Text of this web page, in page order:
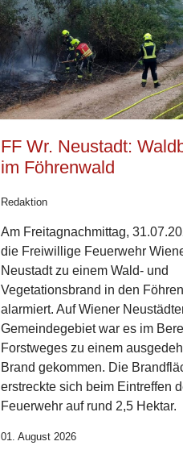
FF Wr. Neustadt:
im Föhrenwald
Redaktion
Am Freitagnachmittag,
die Freiwillige Feuerwehr
Neustadt zu einem Wald- und
Vegetationsbrand in den
alarmiert. Auf Wiener
Gemeindegebiet war es im
Forstweges zu einem
Brand gekommen. Die
erstreckte sich beim Eintreffen
Feuerwehr auf rund 2,5 Hektar.
01. August 2026